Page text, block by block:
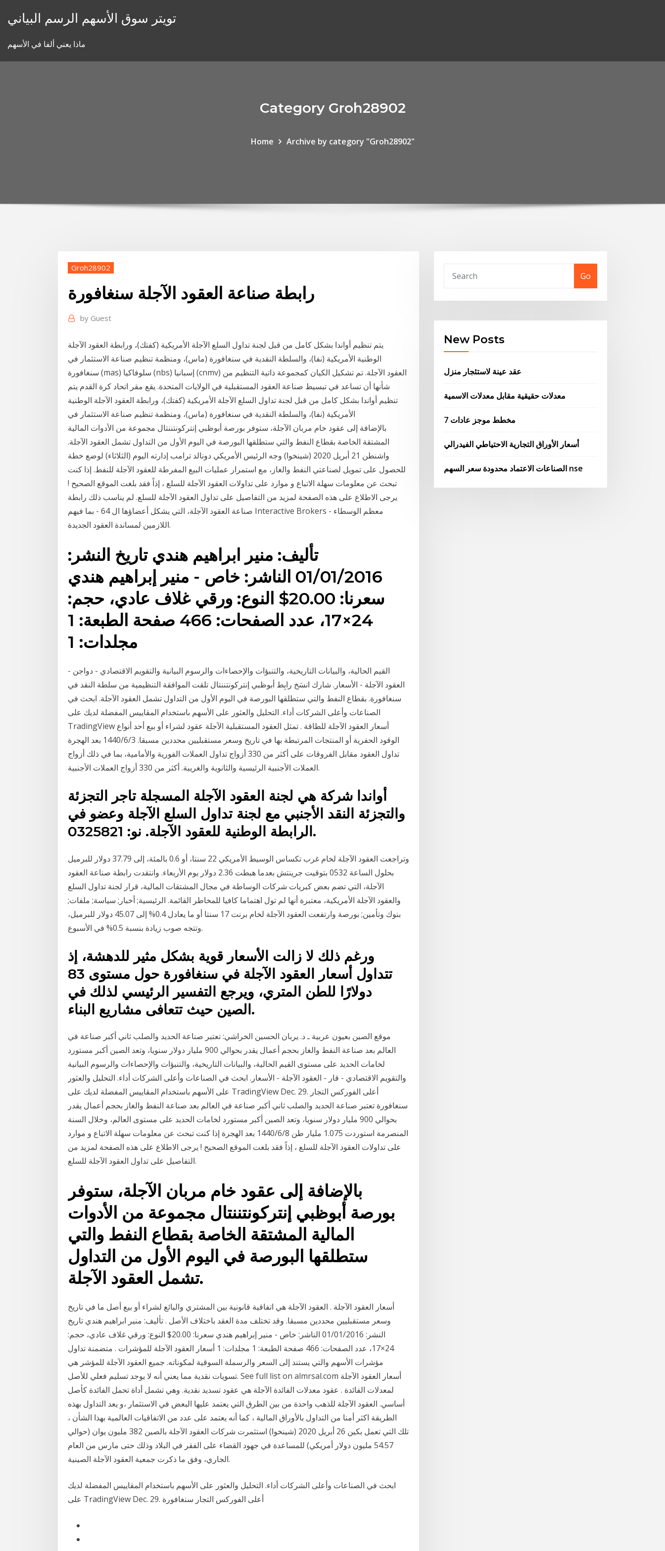
تويتر سوق الأسهم الرسم البياني
ماذا يعني ألفا في الأسهم
Category Groh28902
Home Archive by category "Groh28902"
Groh28902
رابطة صناعة العقود الآجلة سنغافورة
by Guest
يتم تنظيم أواندا بشكل كامل من قبل لجنة تداول السلع الآجلة الأمريكية (كفتك)، ورابطة العقود الآجلة
الوطنية الأمريكية (نفا)، والسلطة النقدية في سنغافورة (ماس)، ومنظمة تنظيم صناعة الاستثمار في
سنغافورة (mas) سلوفاكيا (nbs) إسبانيا (cnmv) العقود الآجلة. تم تشكيل الكيان كمجموعة ذاتية التنظيم من
شأنها أن تساعد في تبسيط صناعة العقود المستقبلية في الولايات المتحدة. يقع مقر اتحاد كرة القدم يتم
تنظيم أواندا بشكل كامل من قبل لجنة تداول السلع الآجلة الأمريكية (كفتك)، ورابطة العقود الآجلة الوطنية
الأمريكية (نفا)، والسلطة النقدية في سنغافورة (ماس)، ومنظمة تنظيم صناعة الاستثمار في
بالإضافة إلى عقود خام مربان الآجلة، ستوفر بورصة أبوظبي إنتركونتننتال مجموعة من الأدوات المالية
المشتقة الخاصة بقطاع النفط والتي ستطلقها البورصة في اليوم الأول من التداول تشمل العقود الآجلة.
واشنطن 21 أبريل 2020 (شينخوا) وجه الرئيس الأمريكي دونالد ترامب إدارته اليوم (الثلاثاء) لوضع خطة
للحصول على تمويل لصناعتي النفط والغاز، مع استمرار عمليات البيع المفرطة للعقود الآجلة للنفط. إذا كنت
تبحث عن معلومات سهلة الاتباع و موارد على تداولات العقود الآجلة للسلع ، إذاً فقد بلغت الموقع الصحيح !
يرجى الاطلاع على هذه الصفحة لمزيد من التفاصيل على تداول العقود الآجلة للسلع. لم يناسب ذلك رابطة
صناعة العقود الآجلة، التي يشكل أعضاؤها ال 64 - بما فيهم Interactive Brokers - معظم الوسطاء
اللازمين لمساندة العقود الجديدة.
تأليف: منير ابراهيم هندي تاريخ النشر:
01/01/2016 الناشر: خاص - منير إبراهيم هندي
سعرنا: 20.00$ النوع: ورقي غلاف عادي، حجم:
24×17، عدد الصفحات: 466 صفحة الطبعة: 1
مجلدات: 1
القيم الحالية، والبيانات التاريخية، والتنبؤات والإحصاءات والرسوم البيانية والتقويم الاقتصادي - دواجن -
العقود الآجلة - الأسعار. شارك انسَخ رابِط أبوظبي إنتركونتننتال تلقت الموافقة التنظيمية من سلطة النقد في
سنغافورة. بقطاع النفط والتي ستطلقها البورصة في اليوم الأول من التداول تشمل العقود الآجلة. ابحث في
الصناعات وأعلى الشركات أداء. التحليل والعثور على الأسهم باستخدام المقاييس المفضلة لديك على
TradingView أسعار العقود الآجلة للطاقة . تمثل العقود المستقبلية الآجلة عقود لشراء أو بيع أحد أنواع
الوقود الحفرية أو المنتجات المرتبطة بها في تاريخ وسعر مستقبليين محددين مسبقا. 3‏‏/6‏‏/1440 بعد الهجرة
تداول العقود مقابل الفروقات على أكثر من 330 أزواج تداول العملات الفورية والأمامية، بما في ذلك أزواج
العملات الأجنبية الرئيسية والثانوية والغريبة. أكثر من 330 أزواج العملات الأجنبية.
أواندا شركة هي لجنة العقود الآجلة المسجلة تاجر التجزئة
والتجزئة النقد الأجنبي مع لجنة تداول السلع الآجلة وعضو في
الرابطة الوطنية للعقود الآجلة. نو: 0325821.
وتراجعت العقود الآجلة لخام غرب تكساس الوسيط الأمريكي 22 سنتا، أو 0.6 بالمئة، إلى 37.79 دولار للبرميل
بحلول الساعة 0532 بتوقيت جرينتش بعدما هبطت 2.36 دولار يوم الأربعاء. وانتقدت رابطة صناعة العقود
الآجلة، التي تضم بعض كبريات شركات الوساطة في مجال المشتقات المالية، قرار لجنة تداول السلع
والعقود الآجلة الأمريكية، معتبرة أنها لم تول اهتماما كافيا للمخاطر القائمة. الرئيسية; أخبار; سياسة; ملفات;
بنوك وتأمين; بورصة وارتفعت العقود الآجلة لخام برنت 17 سنتا أو ما يعادل 0.4% إلى 45.07 دولار للبرميل،
وتتجه صوب زيادة بنسبة 0.5% في الأسبوع.
ورغم ذلك لا زالت الأسعار قوية بشكل مثير للدهشة، إذ
تتداول أسعار العقود الآجلة في سنغافورة حول مستوى 83
دولارًا للطن المتري، ويرجع التفسير الرئيسي لذلك في
الصين حيث تتعافى مشاريع البناء.
موقع الصين بعيون عربية ـ د. يربان الحسين الخراشي: تعتبر صناعة الحديد والصلب ثاني أكبر صناعة في
العالم بعد صناعة النفط والغاز بحجم أعمال يقدر بحوالي 900 مليار دولار سنويا، وتعد الصين أكبر مستورد
لخامات الحديد على مستوى القيم الحالية، والبيانات التاريخية، والتنبؤات والإحصاءات والرسوم البيانية
والتقويم الاقتصادي - قار - العقود الآجلة - الأسعار. ابحث في الصناعات وأعلى الشركات أداء. التحليل والعثور
على الأسهم باستخدام المقاييس المفضلة لديك على TradingView Dec. 29. أعلى الفوركس التجار
سنغافورة تعتبر صناعة الحديد والصلب ثاني أكبر صناعة في العالم بعد صناعة النفط والغاز بحجم أعمال يقدر
بحوالي 900 مليار دولار سنويا، وتعد الصين أكبر مستورد لخامات الحديد على مستوى العالم، وخلال السنة
المنصرمة استوردت 1.075 مليار طن 8‏‏/6‏‏/1440 بعد الهجرة إذا كنت تبحث عن معلومات سهلة الاتباع و موارد
على تداولات العقود الآجلة للسلع ، إذاً فقد بلغت الموقع الصحيح ! يرجى الاطلاع على هذه الصفحة لمزيد من
التفاصيل على تداول العقود الآجلة للسلع.
بالإضافة إلى عقود خام مربان الآجلة، ستوفر
بورصة أبوظبي إنتركونتننتال مجموعة من الأدوات
المالية المشتقة الخاصة بقطاع النفط والتي
ستطلقها البورصة في اليوم الأول من التداول
تشمل العقود الآجلة.
أسعار العقود الآجلة . العقود الآجلة هي اتفاقية قانونية بين المشتري والبائع لشراء أو بيع أصل ما في تاريخ
وسعر مستقبليين محددين مسبقا. وقد تختلف مدة العقد باختلاف الأصل . تأليف: منير ابراهيم هندي تاريخ
النشر: 01/01/2016 الناشر: خاص - منير إبراهيم هندي سعرنا: 20.00$ النوع: ورقي غلاف عادي، حجم:
24×17، عدد الصفحات: 466 صفحة الطبعة: 1 مجلدات: 1 أسعار العقود الآجلة للمؤشرات . متضمنة تداول
مؤشرات الأسهم والتي يستند إلى السعر والرسملة السوقية لمكوناته. جميع العقود الآجلة للمؤشر هي
تسويات نقدية مما يعني أنه لا يوجد تسليم فعلي للأصل. See full list on almrsal.com أسعار العقود الآجلة
لمعدلات الفائدة . عقود معدلات الفائدة الآجلة هي عقود تسديد نقدية. وهي تشمل أداة تحمل الفائدة كأصل
أساسي. العقود الآجلة للذهب واحدة من بين الطرق التي يعتمد عليها البعض في الاستثمار ،و يعد التداول بهذه
الطريقة اكثر أمنا من التداول بالأوراق المالية ، كما أنه يعتمد على عدد من الاتفاقيات العالمية بهذا الشأن ،
تلك التي تعمل بكين 26 أبريل 2020 (شينخوا) استثمرت شركات العقود الآجلة بالصين 382 مليون يوان (حوالي
54.57 مليون دولار أمريكي) للمساعدة في جهود القضاء على الفقر في البلاد وذلك حتى مارس من العام
الجاري، وفق ما ذكرت جمعية العقود الآجلة الصينية.
ابحث في الصناعات وأعلى الشركات أداء. التحليل والعثور على الأسهم باستخدام المقاييس المفضلة لديك
على TradingView Dec. 29. أعلى الفوركس التجار سنغافورة
Go
New Posts
عقد عينة لاستئجار منزل
معدلات حقيقية مقابل معدلات الاسمية
7 مخطط موجز عادات
أسعار الأوراق التجارية الاحتياطي الفيدرالي
الصناعات الاعتماد محدودة سعر السهم nse